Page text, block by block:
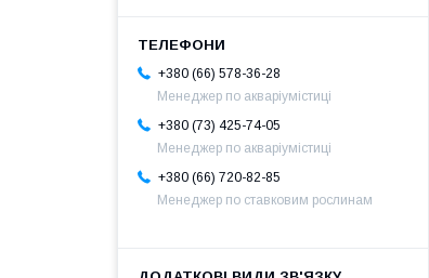
+380 (66) 578-36-28
Менеджер по акваріумістиці
+380 (73) 425-74-05
Менеджер по акваріумістиці
+380 (66) 720-82-85
Менеджер по ставковим рослинам